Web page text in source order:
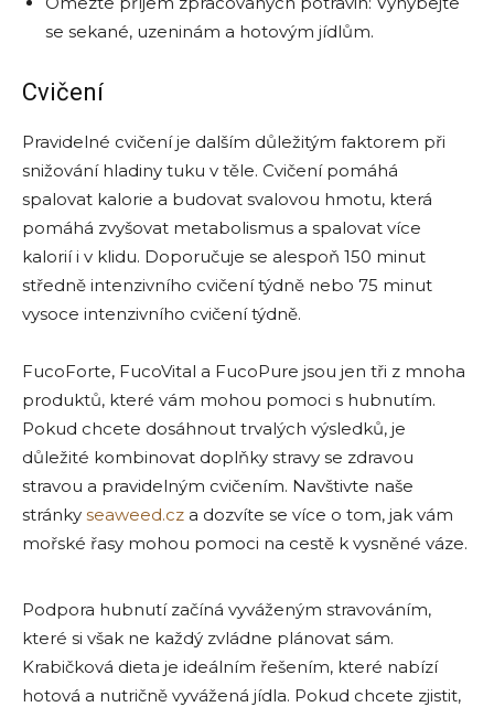
se sekané, uzeninám a hotovým jídlům.
Cvičení
Pravidelné cvičení je dalším důležitým faktorem při
snižování hladiny tuku v těle. Cvičení pomáhá
spalovat kalorie a budovat svalovou hmotu, která
pomáhá zvyšovat metabolismus a spalovat více
kalorií i v klidu. Doporučuje se alespoň 150 minut
středně intenzivního cvičení týdně nebo 75 minut
vysoce intenzivního cvičení týdně.
FucoForte, FucoVital a FucoPure jsou jen tři z mnoha
produktů, které vám mohou pomoci s hubnutím.
Pokud chcete dosáhnout trvalých výsledků, je
důležité kombinovat doplňky stravy se zdravou
stravou a pravidelným cvičením. Navštivte naše
stránky seaweed.cz a dozvíte se více o tom, jak vám
mořské řasy mohou pomoci na cestě k vysněné váze.
Podpora hubnutí začíná vyváženým stravováním,
které si však ne každý zvládne plánovat sám.
Krabičková dieta je ideálním řešením, které nabízí
hotová a nutričně vyvážená jídla. Pokud chcete zjistit,